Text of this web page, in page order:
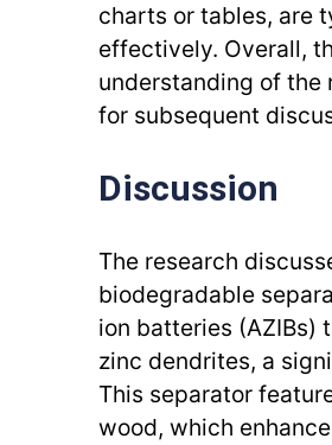
charts or tables, are
effectively. Overall,
understanding of the
for subsequent
Discussion
The research
biodegradable
ion batteries
zinc dendrites, a
This separator
wood, which